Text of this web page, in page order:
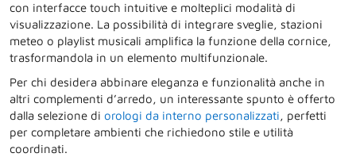
con interfacce touch intuitive e molteplici modalità di
visualizzazione. La possibilità di integrare sveglie, stazioni
meteo o playlist musicali amplifica la funzione della cornice,
trasformandola in un elemento multifunzionale.
Per chi desidera abbinare eleganza e funzionalità anche in
altri complementi d’arredo, un interessante spunto è offerto
dalla selezione di orologi da interno personalizzati, perfetti
per completare ambienti che richiedono stile e utilità
coordinati.